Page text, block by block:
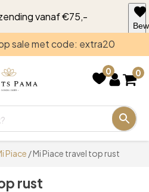
vanaf €75,-
sale met code: extra20
0 0
Piace / Mi Piace travel top rust
rust
voor